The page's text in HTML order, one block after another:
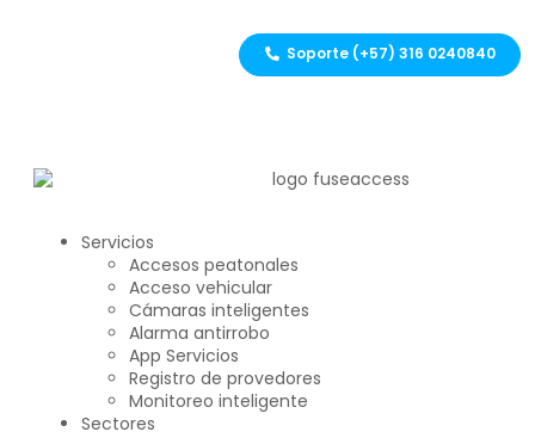
Soporte (+57) 316 0240840
Servicios
Accesos peatonales
Acceso vehicular
Cámaras inteligentes
Alarma antirrobo
App Servicios
Registro de provedores
Monitoreo inteligente
Sectores